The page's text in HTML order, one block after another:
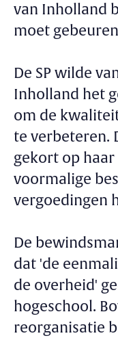
van Inholland
moet
De SP wilde
Inholland het
om de
te verbeteren.
gekort op
voormalige
vergoedingen
De
dat 'de
de overheid'
hogeschool.
reorganisatie